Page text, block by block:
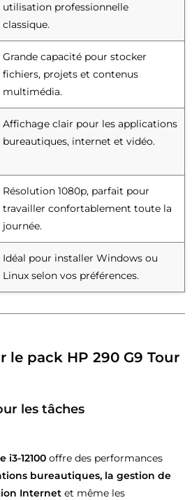
utilisation professionnelle
classique.
Grande capacité pour stocker
fichiers, projets et contenus
multimédia.
Affichage clair pour les applications
bureautiques, internet et vidéo.
Résolution 1080p, parfait pour
travailler confortablement toute la
journée.
Idéal pour installer Windows ou
Linux selon vos préférences.
le pack HP 290 G9 Tour
les tâches
i3-12100 offre des performances
bureautiques, la gestion de
Internet et même les